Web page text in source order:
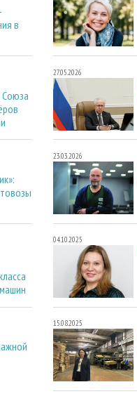
в
Союза
27.05.2026
23.03.2026
04.10.2025
15.08.2025